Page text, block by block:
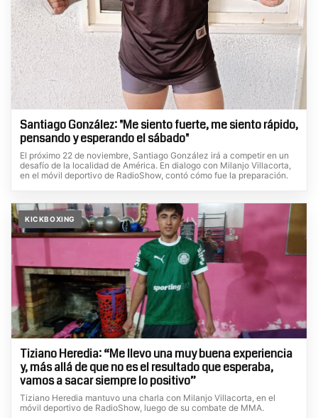
Santiago González: "Me siento fuerte, me siento rápido,
pensando y esperando el sábado"
El próximo 22 de noviembre, Santiago González irá a competir en un
desafío de la localidad de América. En dialogo con Milanjo Villacorta,
en el móvil deportivo de RadioShow, contó cómo fue la preparación.
KICKBOXING
Tiziano Heredia: “Me llevo una muy buena experiencia
y, más allá de que no es el resultado que esperaba,
vamos a sacar siempre lo positivo”
Tiziano Heredia mantuvo una charla con Milanjo Villacorta, en el
móvil deportivo de RadioShow, luego de su combate de MMA.